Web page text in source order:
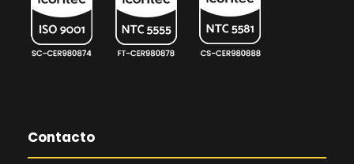
Contacto